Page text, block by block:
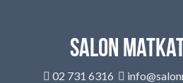
Salon
02 731 6316